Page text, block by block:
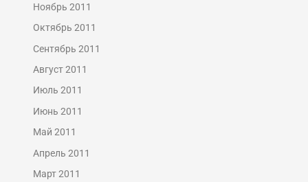
Ноябрь 2011
Октябрь 2011
Сентябрь 2011
Август 2011
Июль 2011
Июнь 2011
Май 2011
Апрель 2011
Март 2011